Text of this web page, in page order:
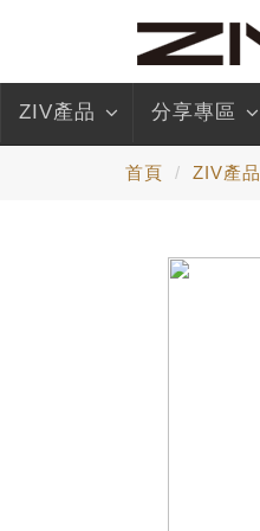
ZIV產品 分享專區
首頁 ZIV產品